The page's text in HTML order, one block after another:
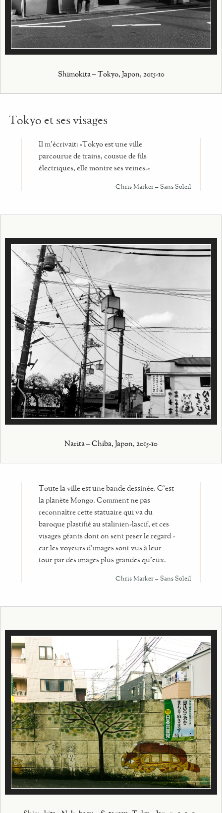
Shimokita – Tokyo, Japon, 2015-10
Tokyo et ses visages
Il m’écrivait: «Tokyo est une ville
parcourue de trains, cousue de fils
électriques, elle montre ses veines.»
Narita – Chiba, Japon, 2015-10
Toute la ville est une bande dessinée. C’est
la planète Mongo. Comment ne pas
reconnaître cette statuaire qui va du
baroque plastifié au stalinien-lascif, et ces
visages géants dont on sent peser le regard -
car les voyeurs d’images sont vus à leur
tour par des images plus grandes qu’eux.